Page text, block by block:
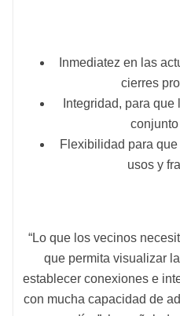
Inmediatez en las
cierres
Integridad, para
Flexibilidad para
usos y
“Lo que los vecinos
que permita visualizar
establecer conexiones e
con mucha capacidad de